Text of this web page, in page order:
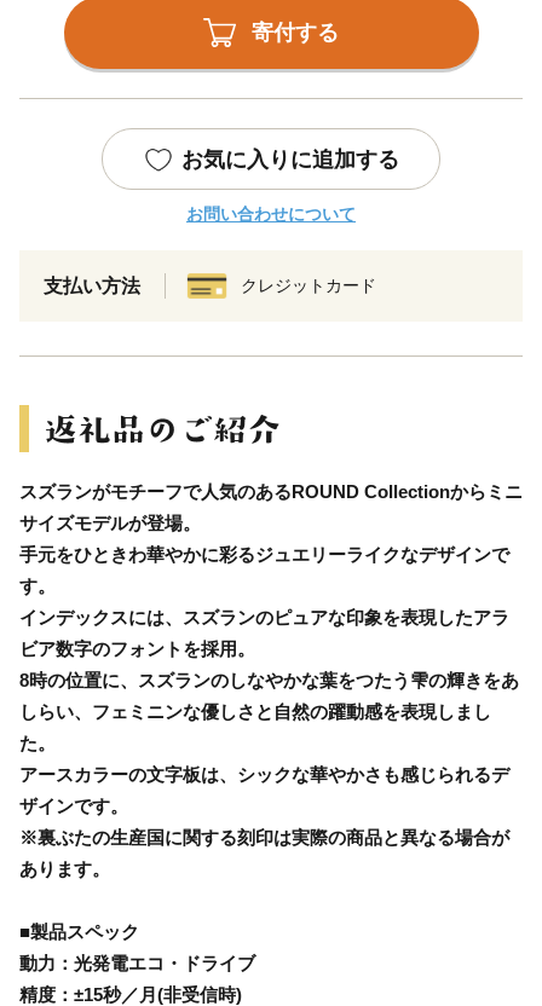
寄付する
お気に入りに追加する
お問い合わせについて
支払い方法 クレジットカード
スズランがモチーフで人気のあるROUND Collectionからミニ
サイズモデルが登場。
手元をひときわ華やかに彩るジュエリーライクなデザインで
す。
インデックスには、スズランのピュアな印象を表現したアラ
ビア数字のフォントを採用。
8時の位置に、スズランのしなやかな葉をつたう雫の輝きをあ
しらい、フェミニンな優しさと自然の躍動感を表現しまし
た。
アースカラーの文字板は、シックな華やかさも感じられるデ
ザインです。
※裏ぶたの生産国に関する刻印は実際の商品と異なる場合が
あります。
■製品スペック
動力：光発電エコ・ドライブ
精度：±15秒／月(非受信時)